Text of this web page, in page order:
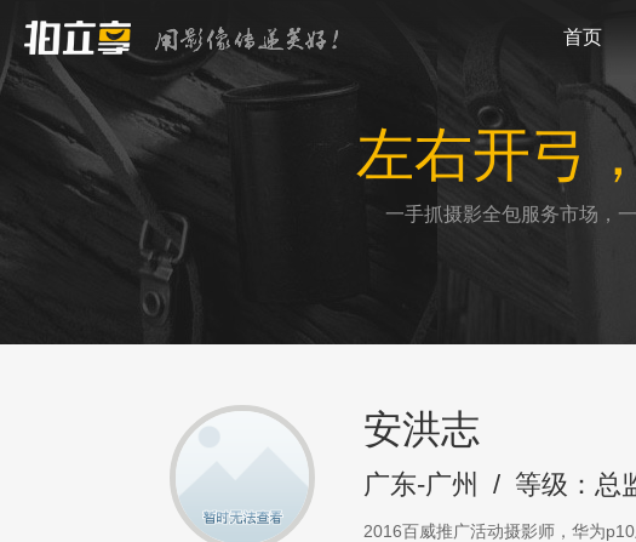
首页
左右开弓
一手抓摄影全包服务市场，
安洪志
广东-广州 / 等级：总
2016百威推广活动摄影师，华为